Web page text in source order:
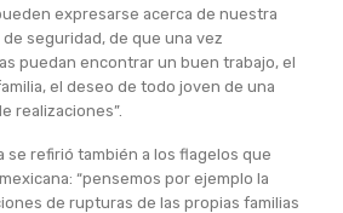
expresarse acerca de nuestra
seguridad, de que una vez
puedan encontrar un buen trabajo, el
el deseo de todo joven de una
realizaciones”.
se refirió también a los flagelos que
“pensemos por ejemplo la
de rupturas de las propias familias